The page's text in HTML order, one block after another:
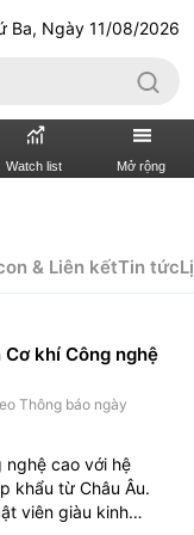
Ba, Ngày 11/08/2026
Watch list Mở rộng
DOANH NGHIỆP
CHÍNH QUỐC TẾ
KINH TẾ SỐ
SỐNG
& Liên kếtTin tức
khí Công nghệ
Thông báo ngày
nghệ cao với hệ
khẩu từ Châu Âu.
viên giàu kinh